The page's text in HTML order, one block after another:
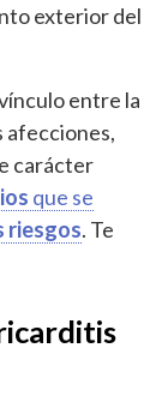
exterior del
entre la
afecciones,
carácter
que se
riesgos. Te